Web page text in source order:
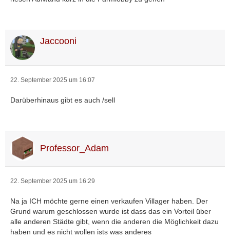
Jaccooni
22. September 2025 um 16:07
Darüberhinaus gibt es auch /sell
Professor_Adam
22. September 2025 um 16:29
Na ja ICH möchte gerne einen verkaufen Villager haben. Der
Grund warum geschlossen wurde ist dass das ein Vorteil über
alle anderen Städte gibt, wenn die anderen die Möglichkeit dazu
haben und es nicht wollen ists was anderes